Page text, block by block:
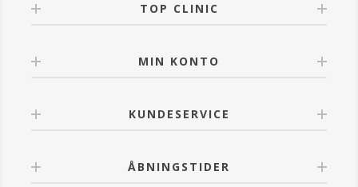
TOP CLINIC
MIN KONTO
KUNDESERVICE
ÅBNINGSTIDER